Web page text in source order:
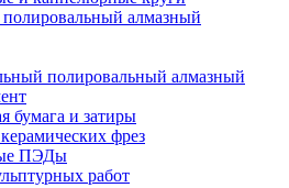
алмазный
полировальный алмазный
бумага и затиры
фрез
ПЭДы
работ